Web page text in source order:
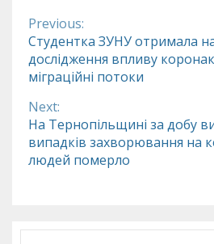
Continue
Reading
Previous:
Студентка ЗУНУ отримала
дослідження впливу
міграційні потоки
Next:
На Тернопільщині за добу
випадків захворювання на
людей померло